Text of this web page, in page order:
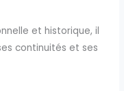
et historique, il
continuités et ses